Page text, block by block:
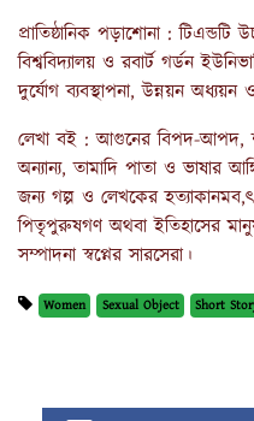
প্রাতিষ্ঠানিক পড়াশোনা :
বিশ্ববিদ্যালয় ও রবার্ট গর্ডন
দুর্যোগ ব্যবস্থাপনা, উন্নয়ন অধ্যয়ন
লেখা বই : আগুনের বিপদ-আপদ,
অন্যান্য, তামাদি পাতা ও ভাষার
জন্য গল্প ও লেখকের
পিতৃপুরুষগণ অথবা ইতিহাসের
সম্পাদনা স্বপ্নের সারসেরা।
Women Sexual Object Short